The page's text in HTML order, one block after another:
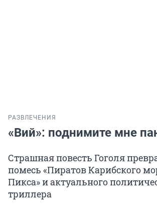
РАЗВЛЕЧЕНИЯ
«Вий»: поднимите мне
Страшная повесть Гоголя
помесь «Пиратов Карибского
Пикса» и актуального
триллера